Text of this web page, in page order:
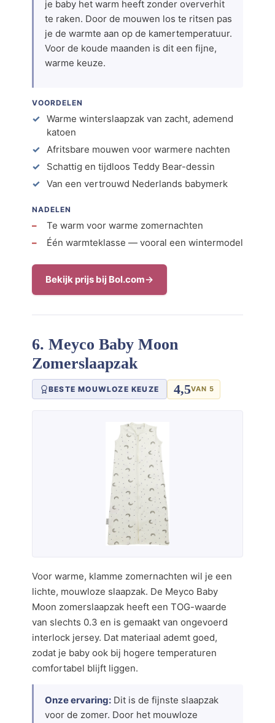
je baby het warm heeft zonder oververhit
te raken. Door de mouwen los te ritsen pas
je de warmte aan op de kamertemperatuur.
Voor de koude maanden is dit een fijne,
warme keuze.
VOORDELEN
Warme winterslaapzak van zacht, ademend
katoen
Afritsbare mouwen voor warmere nachten
Schattig en tijdloos Teddy Bear-dessin
Van een vertrouwd Nederlands babymerk
NADELEN
Te warm voor warme zomernachten
Één warmteklasse — vooral een wintermodel
Bekijk prijs bij Bol.com
6. Meyco Baby Moon
Zomerslaapzak
BESTE MOUWLOZE KEUZE 4,5VAN 5
Voor warme, klamme zomernachten wil je een
lichte, mouwloze slaapzak. De Meyco Baby
Moon zomerslaapzak heeft een TOG-waarde
van slechts 0.3 en is gemaakt van ongevoerd
interlock jersey. Dat materiaal ademt goed,
zodat je baby ook bij hogere temperaturen
comfortabel blijft liggen.
Onze ervaring: Dit is de fijnste slaapzak
voor de zomer. Door het mouwloze